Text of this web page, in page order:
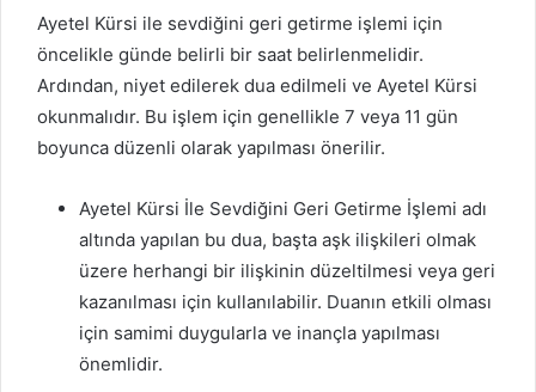
Ayetel Kürsi ile sevdiğini geri getirme işlemi için
öncelikle günde belirli bir saat belirlenmelidir.
Ardından, niyet edilerek dua edilmeli ve Ayetel Kürsi
okunmalıdır. Bu işlem için genellikle 7 veya 11 gün
boyunca düzenli olarak yapılması önerilir.
Ayetel Kürsi İle Sevdiğini Geri Getirme İşlemi adı
altında yapılan bu dua, başta aşk ilişkileri olmak
üzere herhangi bir ilişkinin düzeltilmesi veya geri
kazanılması için kullanılabilir. Duanın etkili olması
için samimi duygularla ve inançla yapılması
önemlidir.